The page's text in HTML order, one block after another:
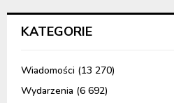
KATEGORIE
Wiadomości (13 270)
Wydarzenia (6 692)